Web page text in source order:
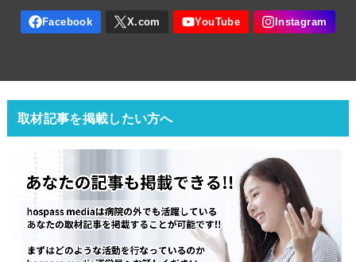
取材記事を掲載したい方へ